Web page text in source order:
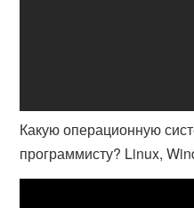
Какую операционную
программисту? Linux,